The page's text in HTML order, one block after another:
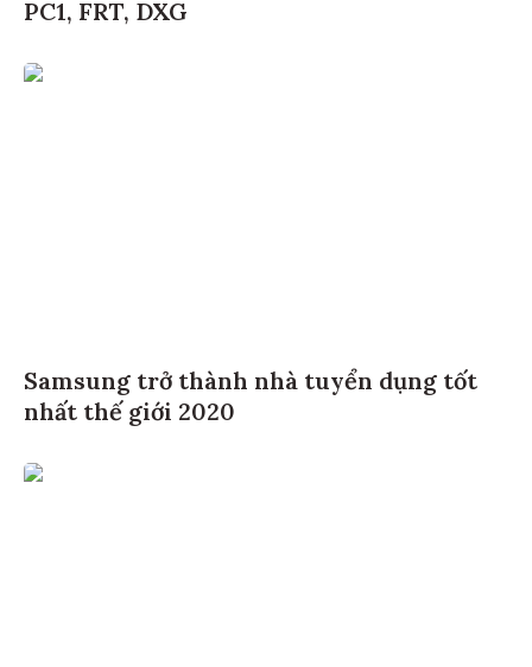
PC1, FRT, DXG
Samsung trở thành nhà tuyển dụng tốt
nhất thế giới 2020